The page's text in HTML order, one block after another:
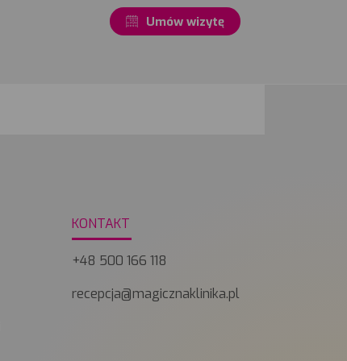
Umów wizytę
KONTAKT
+48 500 166 118
recepcja@magicznaklinika.pl